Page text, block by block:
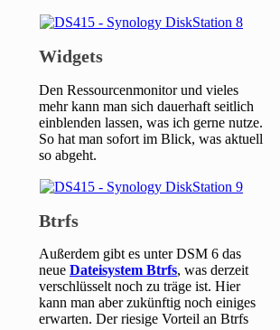
Widgets
Den Ressourcenmonitor und vieles
mehr kann man sich dauerhaft seitlich
einblenden lassen, was ich gerne nutze.
So hat man sofort im Blick, was aktuell
so abgeht.
Btrfs
Außerdem gibt es unter DSM 6 das
neueDateisystem Btrfs, was derzeit
verschlüsselt noch zu träge ist. Hier
kann man aber zukünftig noch einiges
erwarten. Der riesige Vorteil an Btrfs